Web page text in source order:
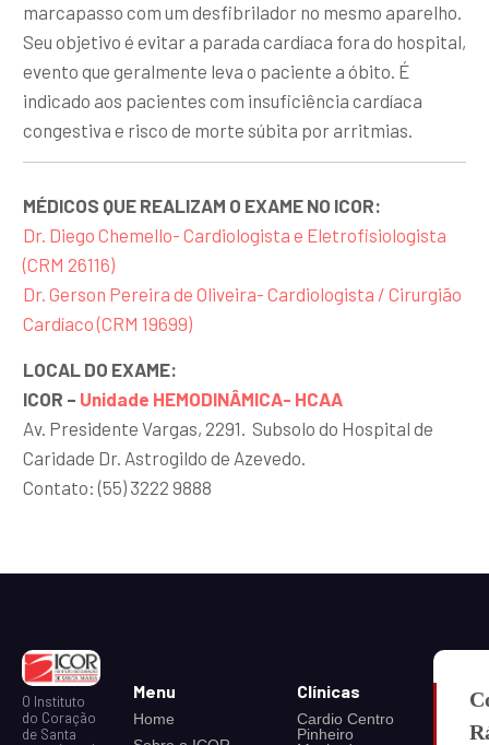
marcapasso com um desfibrilador no mesmo aparelho.
Seu objetivo é evitar a parada cardíaca fora do hospital,
evento que geralmente leva o paciente a óbito. É
indicado aos pacientes com insuficiência cardíaca
congestiva e risco de morte súbita por arritmias.
MÉDICOS QUE REALIZAM O EXAME NO ICOR:
Dr. Diego Chemello- Cardiologista e Eletrofisiologista
(CRM 26116)
Dr. Gerson Pereira de Oliveira- Cardiologista / Cirurgião
Cardíaco (CRM 19699)
LOCAL DO EXAME:
ICOR – Unidade HEMODINÂMICA- HCAA
Av. Presidente Vargas, 2291. Subsolo do Hospital de
Caridade Dr. Astrogildo de Azevedo.
Contato: (55) 3222 9888
O Instituto
do Coração
de Santa
Menu
Home
Clínicas
Cardio Centro
Pinheiro